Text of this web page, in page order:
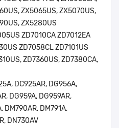
ZX5065US, ZX5070US,
ZX5280US
ZD7010CA ZD7012EA
ZD7058CL ZD7101US
ZD7360US, ZD7380CA,
DC925AR, DG956A,
DG959A, DG959AR,
DM790AR, DM791A,
DN730AV